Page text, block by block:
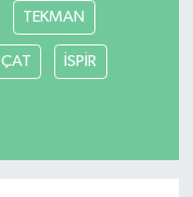
TEKMAN
ÇAT İSPİR